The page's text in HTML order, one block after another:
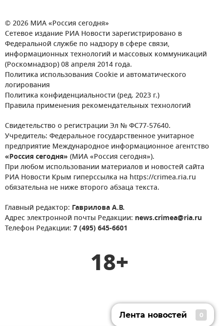
© 2026 МИА «Россия сегодня»
Сетевое издание РИА Новости зарегистрировано в
Федеральной службе по надзору в сфере связи,
информационных технологий и массовых коммуникаций
(Роскомнадзор) 08 апреля 2014 года.
Политика использования Cookie и автоматического
логирования
Политика конфиденциальности (ред. 2023 г.)
Правила применения рекомендательных технологий
Свидетельство о регистрации Эл № ФС77-57640.
Учредитель: Федеральное государственное унитарное
предприятие Международное информационное агентство
«Россия сегодня» (МИА «Россия сегодня»).
При любом использовании материалов и новостей сайта
РИА Новости Крым гиперссылка на https://crimea.ria.ru
обязательна не ниже второго абзаца текста.
Главный редактор: Гаврилова А.В.
Адрес электронной почты Редакции: news.crimea@ria.ru
Телефон Редакции: 7 (495) 645-6601
18+
Лента новостей 0